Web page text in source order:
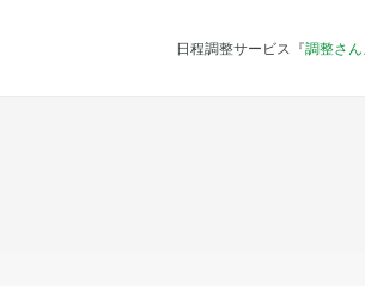
日程調整サービス『調整さん